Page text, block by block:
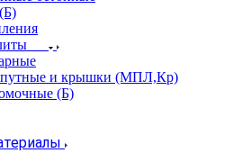
и крышки (МПЛ,Кр)
(Б)